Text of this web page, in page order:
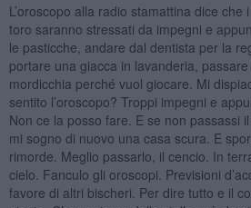
L’oroscopo alla radio stamattina dice che
toro saranno stressati da impegni e
le pasticche, andare dal dentista per la
portare una giacca in lavanderia,
mordicchia perché vuol giocare. Mi
sentito l’oroscopo? Troppi impegni e
Non ce la posso fare. E se non passassi
mi sogno di nuovo una casa scura. E
rimorde. Meglio passarlo, il cencio. In
cielo. Fanculo gli oroscopi. Previsioni
favore di altri bischeri. Per dire tutto e il